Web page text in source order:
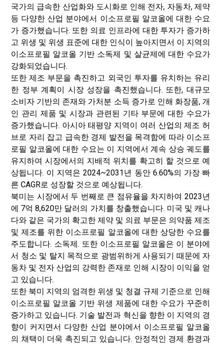
국가의 급속한 산업화와 도시화로 인해 전자, 자동차, 제약
등 다양한 산업 분야에서 이소프로필 알코올에 대한 수요
가 증가했습니다. 또한 의료 인프라에 대한 투자가 증가하
고 위생 및 위생 표준에 대한 인식이 높아지면서 이 지역의
이소프로필 알코올 기반 소독제 및 살균제에 대한 수요가
강화되었습니다.
또한 제조 부문을 촉진하고 외국인 투자를 유치하는 유리
한 정부 계획이 시장 성장을 촉진했습니다. 또한, 대규모
소비자 기반의 존재와 가처분 소득 증가로 인해 화장품, 개
인 관리 제품 및 시장과 관련된 기타 부문에 대한 수요가
증가했습니다. 아시아 태평양 지역이 여러 산업의 제조 허
브로 자리 잡고 급속한 경제 발전을 목격함에 따라 이소프
로필 알코올에 대한 수요는 이 지역에서 계속 상승 궤도를
유지하여 시장에서의 지배적 위치를 확고히 할 것으로 예
상됩니다. 이 지역은 2024~2031년 동안 6.60%의 가장 빠
른 CAGR로 성장할 것으로 예상됩니다.
북미는 시장에서 두 번째로 큰 점유율을 차지하여 2023년
에 7억 8,620만 달러의 가치를 창출했습니다. 미국 및 캐나
다와 같은 국가의 확고한 제약 및 의료 부문은 의약품 제조
및 제조를 위한 이소프로필 알코올에 대한 상당한 수요를
주도합니다. 소독제. 또한 이소프로필 알코올은 이 분야에
서 청소 및 탈지 목적으로 광범위하게 사용되기 때문에 자
동차 및 전자 산업의 강력한 존재로 인해 시장이 이익을 얻
고 있습니다.
또한 북미 지역의 엄격한 위생 및 청결 규제 기준으로 인해
이소프로필 알코올 기반 위생 제품에 대한 수요가 꾸준히
증가하고 있습니다. 기술 발전과 혁신을 향한 이 지역의 경
향이 커지면서 다양한 산업 분야에서 이소프로필 알코올
의 채택이 더욱 촉진되고 있습니다. 안정적인 경제 환경과